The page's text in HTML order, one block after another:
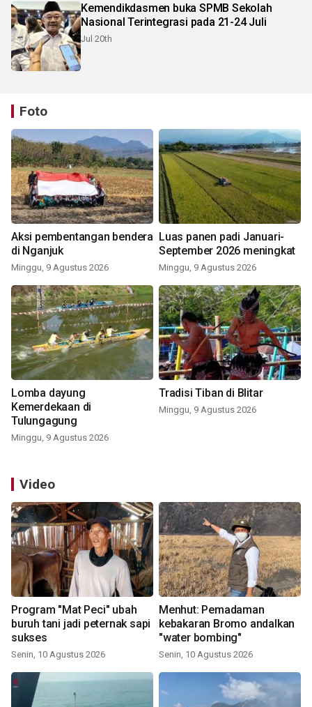
Kemendikdasmen buka SPMB Sekolah
Nasional Terintegrasi pada 21-24 Juli
Jul 20th
Foto
Aksi pembentangan bendera
di Nganjuk
Minggu, 9 Agustus 2026
Luas panen padi Januari-
September 2026 meningkat
Minggu, 9 Agustus 2026
Lomba dayung
Kemerdekaan di
Tulungagung
Minggu, 9 Agustus 2026
Tradisi Tiban di Blitar
Minggu, 9 Agustus 2026
Video
Program "Mat Peci" ubah
buruh tani jadi peternak sapi
sukses
Senin, 10 Agustus 2026
Menhut: Pemadaman
kebakaran Bromo andalkan
"water bombing"
Senin, 10 Agustus 2026